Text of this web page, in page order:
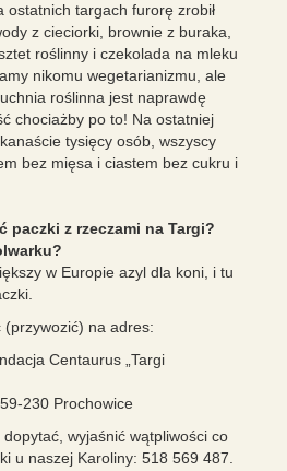
ostatnich targach furorę zrobił
z cieciorki, brownie z buraka,
roślinny i czekolada na mleku
nikomu wegetarianizmu, ale
roślinna jest naprawdę
chociażby po to! Na ostatniej
tysięcy osób, wszyscy
bez mięsa i ciastem bez cukru i
paczki z rzeczami na Targi?
w Europie azyl dla koni, i tu
(przywozić) na adres:
Centaurus „Targi
230 Prochowice
wyjaśnić wątpliwości co
u naszej Karoliny: 518 569 487.